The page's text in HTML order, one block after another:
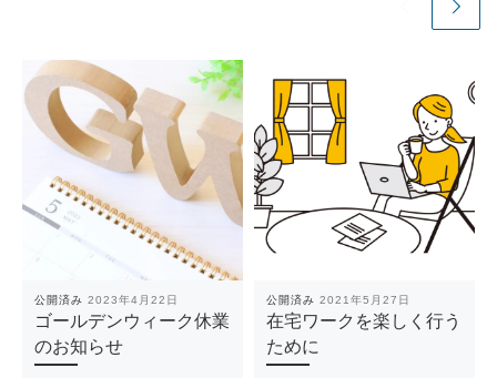
公開済み2023年4月22日
ゴールデンウィーク休業
のお知らせ
公開済み2021年5月27日
在宅ワークを楽しく行う
ために